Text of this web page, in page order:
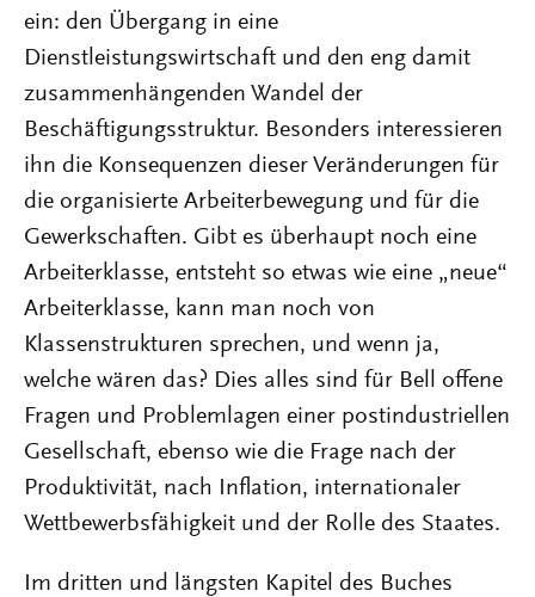
ein: den Übergang in eine
Dienstleistungswirtschaft und den eng damit
zusammenhängenden Wandel der
Beschäftigungsstruktur. Besonders interessieren
ihn die Konsequenzen dieser Veränderungen für
die organisierte Arbeiterbewegung und für die
Gewerkschaften. Gibt es überhaupt noch eine
Arbeiterklasse, entsteht so etwas wie eine „neue“
Arbeiterklasse, kann man noch von
Klassenstrukturen sprechen, und wenn ja,
welche wären das? Dies alles sind für Bell offene
Fragen und Problemlagen einer postindustriellen
Gesellschaft, ebenso wie die Frage nach der
Produktivität, nach Inflation, internationaler
Wettbewerbsfähigkeit und der Rolle des Staates.
Im dritten und längsten Kapitel des Buches